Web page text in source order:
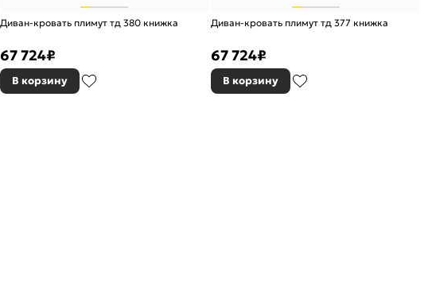
Диван-кровать плимут тд 380 книжка
67 724₽
В корзину
Диван-кровать плимут тд 377 книжка
67 724₽
В корзину